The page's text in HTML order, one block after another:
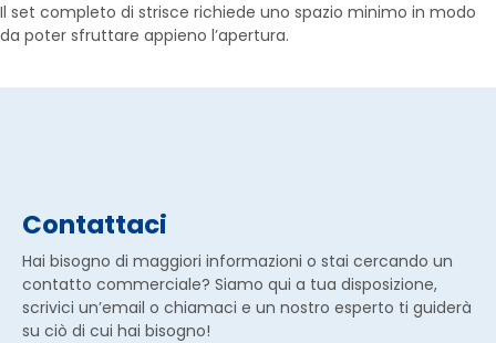
Il set completo di strisce richiede uno spazio minimo in modo
da poter sfruttare appieno l’apertura.
Contattaci
Hai bisogno di maggiori informazioni o stai cercando un
contatto commerciale? Siamo qui a tua disposizione,
scrivici un’email o chiamaci e un nostro esperto ti guiderà
su ciò di cui hai bisogno!